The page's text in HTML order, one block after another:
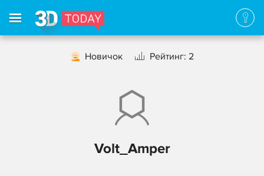
Новичок Рейтинг: 2
Volt_Amper